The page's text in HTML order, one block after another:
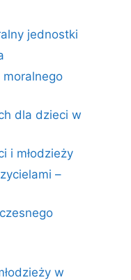
jednostki
dla dzieci w
i młodzieży
–
w